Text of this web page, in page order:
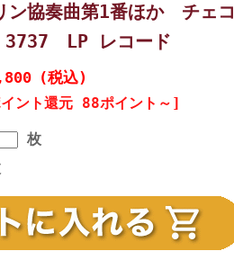
ン協奏曲第1番ほか チェコ
3737 LP レコード
(税込)
ント還元 88ポイント～]
枚